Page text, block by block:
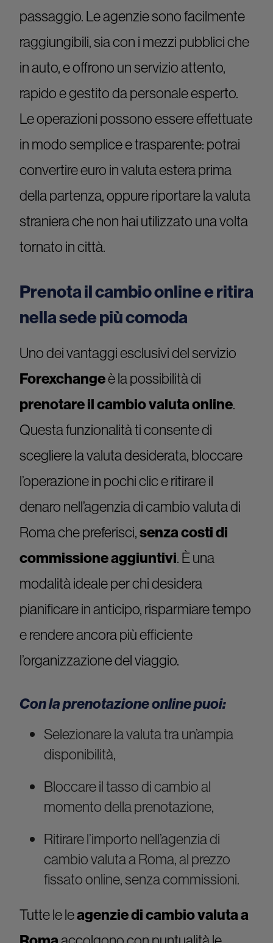
passaggio. Le agenzie sono facilmente
raggiungibili, sia con i mezzi pubblici che
in auto, e offrono un servizio attento,
rapido e gestito da personale esperto.
Le operazioni possono essere effettuate
in modo semplice e trasparente: potrai
convertire euro in valuta estera prima
della partenza, oppure riportare la valuta
straniera che non hai utilizzato una volta
tornato in città.
Prenota il cambio online e ritira
nella sede più comoda
Uno dei vantaggi esclusivi del servizio
Forexchangeè la possibilità di
prenotare il cambio valuta online.
Questa funzionalità ti consente di
scegliere la valuta desiderata, bloccare
l’operazione in pochi clic e ritirare il
denaro nell’agenzia di cambio valuta di
Roma che preferisci,senza costi di
commissione aggiuntivi. È una
modalità ideale per chi desidera
pianificare in anticipo, risparmiare tempo
e rendere ancora più efficiente
l’organizzazione del viaggio.
Con la prenotazione online puoi:
Selezionare la valuta tra un’ampia
disponibilità,
Bloccare il tasso di cambio al
momento della prenotazione,
Ritirare l’importo nell’agenzia di
cambio valuta a Roma, al prezzo
fissato online, senza commissioni.
Tutte le leagenzie di cambio valuta a